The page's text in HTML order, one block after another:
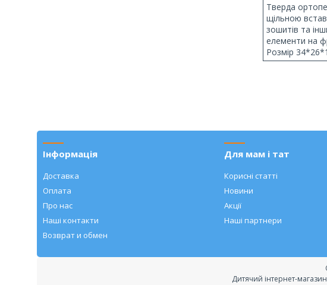
Тверда
щільною
зошитів та
елементи на
Розмір
Інформація
Доставка
Оплата
Про нас
Наші контакти
Возврат и обмен
Для мам і тат
Корисні статті
Новини
Акції
Наші партнери